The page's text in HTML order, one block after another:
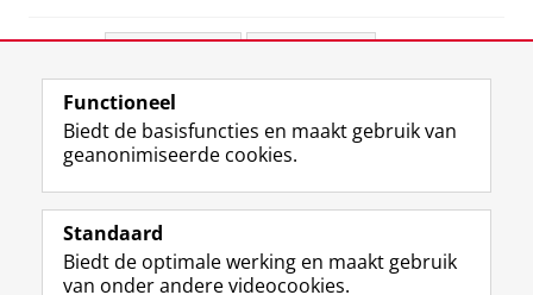
View this page in:English
Volg de RUG
F
a
e
L
i
k
R
S
-
I
n
t
Y
o
T
Studiekiezers
Functioneel
Biedt de basisfuncties en maakt gebruik van
geanonimiseerde cookies.
Standaard
Biedt de optimale werking en maakt gebruik
van onder andere videocookies.